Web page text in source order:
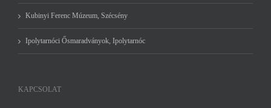
Kubinyi Ferenc Múzeum, Szécsény
Ipolytarnóci Ősmaradványok, Ipolytarnóc
KAPCSOLAT